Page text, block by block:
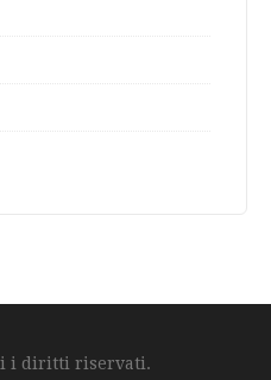
i diritti riservati.